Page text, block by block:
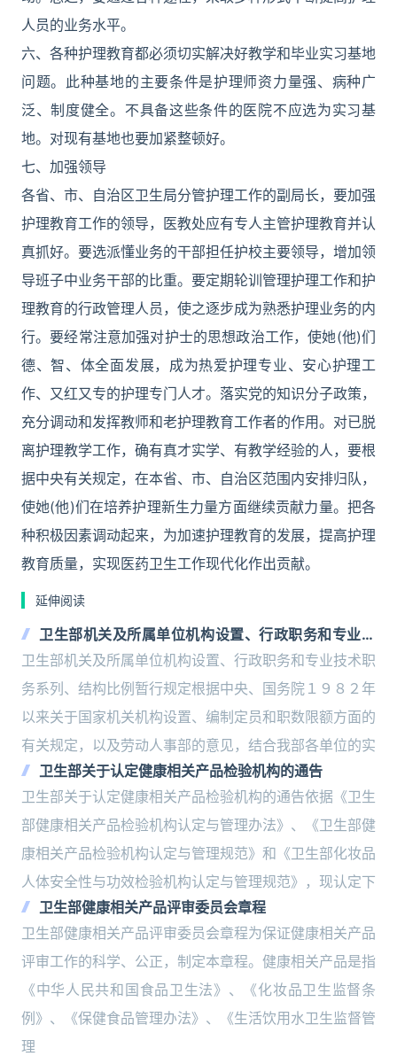
人员的业务水平。
六、各种护理教育都必须切实解决好教学和毕业实习基地
问题。此种基地的主要条件是护理师资力量强、病种广
泛、制度健全。不具备这些条件的医院不应选为实习基
地。对现有基地也要加紧整顿好。
七、加强领导
各省、市、自治区卫生局分管护理工作的副局长，要加强
护理教育工作的领导，医教处应有专人主管护理教育并认
真抓好。要选派懂业务的干部担任护校主要领导，增加领
导班子中业务干部的比重。要定期轮训管理护理工作和护
理教育的行政管理人员，使之逐步成为熟悉护理业务的内
行。要经常注意加强对护士的思想政治工作，使她(他)们
德、智、体全面发展，成为热爱护理专业、安心护理工
作、又红又专的护理专门人才。落实党的知识分子政策，
充分调动和发挥教师和老护理教育工作者的作用。对已脱
离护理教学工作，确有真才实学、有教学经验的人，要根
据中央有关规定，在本省、市、自治区范围内安排归队，
使她(他)们在培养护理新生力量方面继续贡献力量。把各
种积极因素调动起来，为加速护理教育的发展，提高护理
教育质量，实现医药卫生工作现代化作出贡献。
延伸阅读
卫生部机关及所属单位机构设置、行政职务和专业技
术职务系列、结构比例暂行规定
卫生部机关及所属单位机构设置、行政职务和专业技术职
务系列、结构比例暂行规定根据中央、国务院１９８２年
以来关于国家机关机构设置、编制定员和职数限额方面的
有关规定，以及劳动人事部的意见，结合我部各单位的实
卫生部关于认定健康相关产品检验机构的通告
卫生部关于认定健康相关产品检验机构的通告依据《卫生
部健康相关产品检验机构认定与管理办法》、《卫生部健
康相关产品检验机构认定与管理规范》和《卫生部化妆品
人体安全性与功效检验机构认定与管理规范》，现认定下
卫生部健康相关产品评审委员会章程
卫生部健康相关产品评审委员会章程为保证健康相关产品
评审工作的科学、公正，制定本章程。健康相关产品是指
《中华人民共和国食品卫生法》、《化妆品卫生监督条
例》、《保健食品管理办法》、《生活饮用水卫生监督管
理